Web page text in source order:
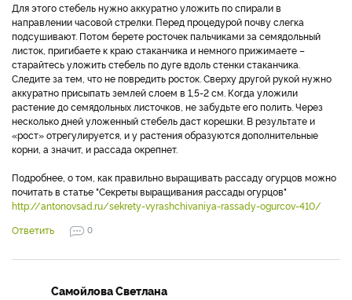
Для этого стебель нужно аккуратно уложить по спирали в
направлении часовой стрелки. Перед процедурой почву слегка
подсушивают. Потом берете росточек пальчиками за семядольный
листок, пригибаете к краю стаканчика и немного прижимаете –
старайтесь уложить стебель по дуге вдоль стенки стаканчика.
Следите за тем, что не повредить росток. Сверху другой рукой нужно
аккуратно присыпать землей слоем в 1,5-2 см. Когда уложили
растение до семядольных листочков, не забудьте его полить. Через
несколько дней уложенный стебель даст корешки. В результате и
«рост» отрегулируется, и у растения образуются дополнительные
корни, а значит, и рассада окрепнет.
Подробнее, о том, как правильно выращивать рассаду огурцов можно
почитать в статье "Секреты выращивания рассады огурцов"
http://antonovsad.ru/sekrety-vyrashchivaniya-rassady-ogurcov-410/
Ответить
0
Самойлова Светлана